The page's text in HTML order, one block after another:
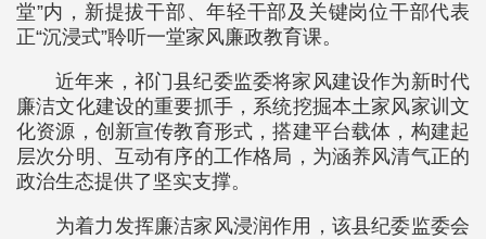
堂”内，新提拔干部、年轻干部及关键岗位干部代表
正“沉浸式”聆听一堂家风廉政教育课。
近年来，祁门县纪委监委将家风建设作为新时代
廉洁文化建设的重要抓手，系统挖掘本土家风家训文
化资源，创新宣传教育形式，搭建平台载体，构建起
层次分明、互动有序的工作格局，为涵养风清气正的
政治生态提供了坚实支撑。
为着力发挥廉洁家风浸润作用，该县纪委监委会